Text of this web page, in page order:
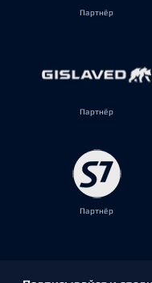
Партнёр
Партнёр
Партнёр